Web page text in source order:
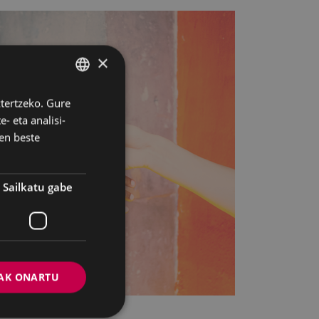
BASQUE
SPANISH
×
Gure
eta analisi-
beste
Sailkatu gabe
ONARTU